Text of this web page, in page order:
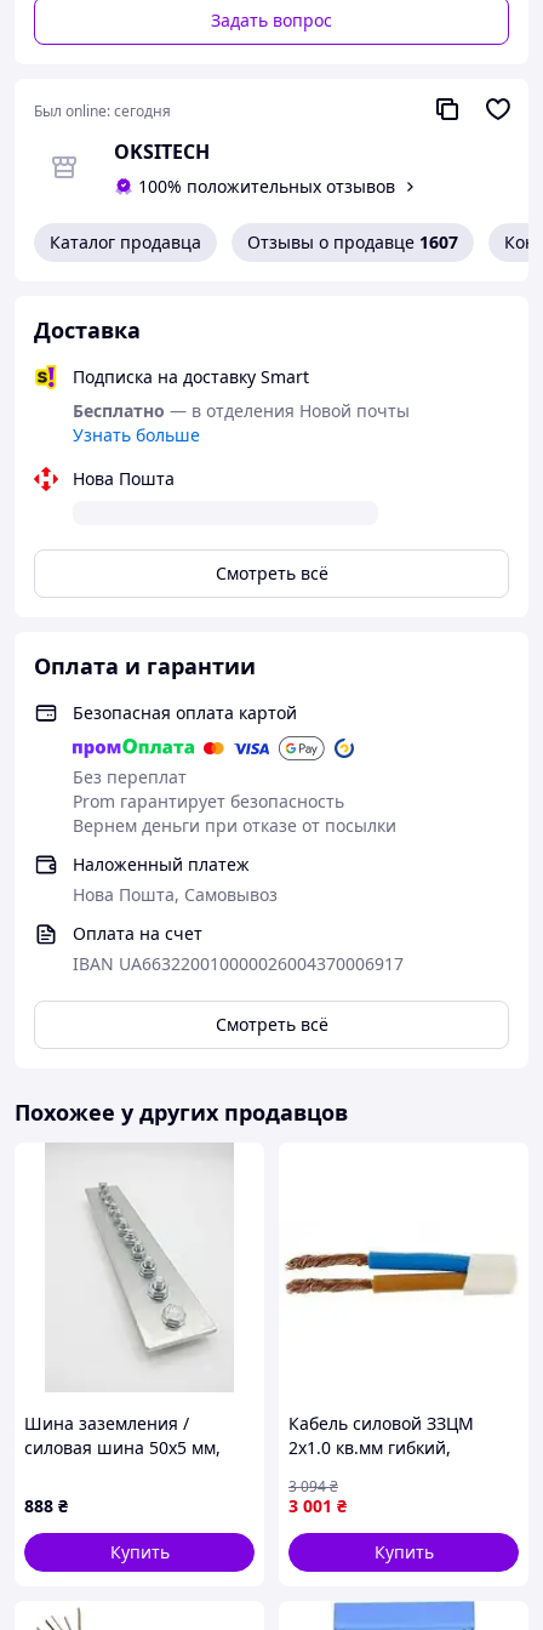
Задать вопрос
Был online:сегодня
OKSITECH
100% положительных отзывов
Каталог продавца Отзывы о продавце 1607
Доставка
Подписка на доставку Smart
Бесплатно — в отделения Новой почты
Узнать больше
Нова Пошта
Смотреть всё
Оплата и гарантии
Безопасная оплата картой
Без переплат
Prom гарантирует безопасность
Вернем деньги при отказе от посылки
Наложенный платеж
Нова Пошта, Самовывоз
Оплата на счет
IBAN UA663220010000026004370006917
Смотреть всё
Похожее у других продавцов
Шина заземления /
силовая шина 50х5 мм,
(на изоляторах, в
термоусадке)
888 ₴
Купить
Кабель силовой ЗЗЦМ
2х1.0 кв.мм гибкий,
ECG)-Гарантия!
3 001 ₴
3 094₴
Купить